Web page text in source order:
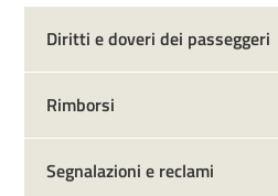
Diritti e doveri dei passeggeri
Rimborsi
Segnalazioni e reclami